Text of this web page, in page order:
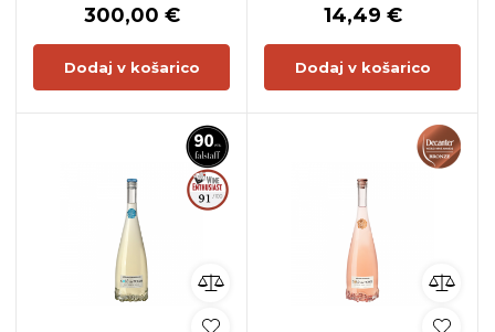
300,00 €
Dodaj v košarico
14,49 €
Dodaj v košarico